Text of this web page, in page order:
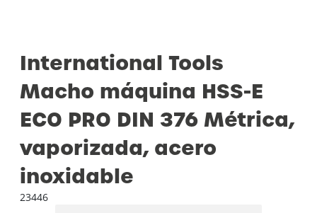
International Tools
Macho máquina HSS-E
ECO PRO DIN 376 Métrica,
vaporizada, acero
inoxidable
23446